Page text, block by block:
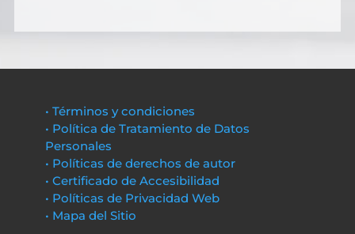
• Términos y condiciones
• Política de Tratamiento de Datos
Personales
• Políticas de derechos de autor
• Certificado de Accesibilidad
• Políticas de Privacidad Web
• Mapa del Sitio